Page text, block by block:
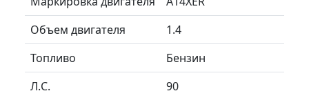
Объем двигателя
1.4
Топливо
Бензин
Л.C.
90